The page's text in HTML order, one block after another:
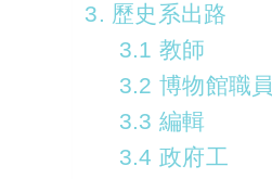
3. 歷史系出路
3.1 教師
3.2 博物館職員
3.3 編輯
3.4 政府工